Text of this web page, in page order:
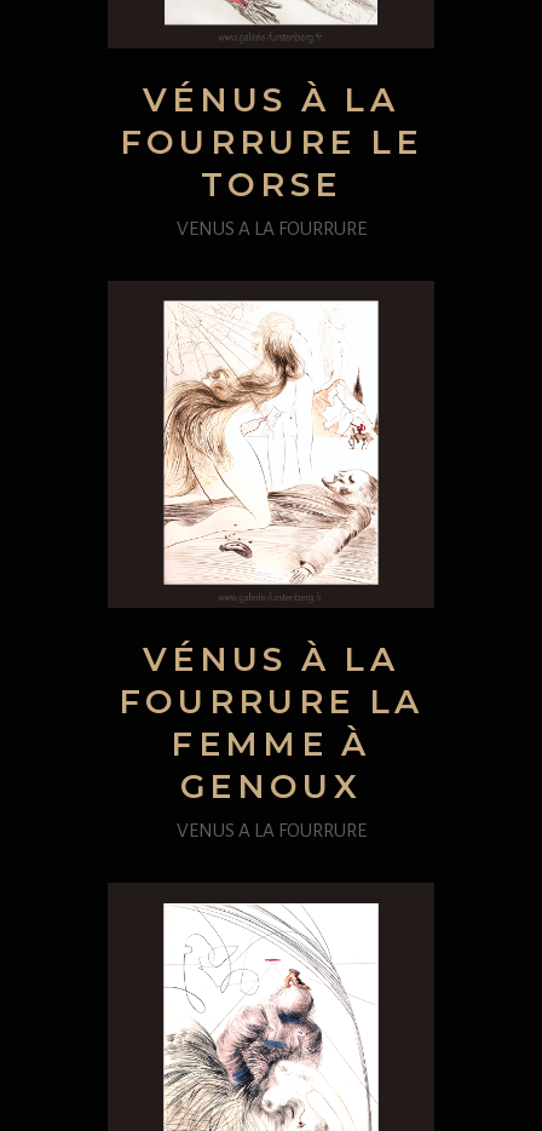
VÉNUS À LA
FOURRURE LE
TORSE
VENUS A LA FOURRURE
VÉNUS À LA
FOURRURE LA
FEMME À
GENOUX
VENUS A LA FOURRURE